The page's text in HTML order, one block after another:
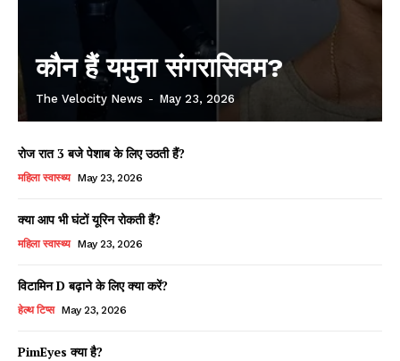
कौन हैं यमुना संगरासिवम?
The Velocity News - May 23, 2026
रोज रात 3 बजे पेशाब के लिए उठती हैं?
महिला स्वास्थ्य May 23, 2026
क्या आप भी घंटों यूरिन रोकती हैं?
महिला स्वास्थ्य May 23, 2026
विटामिन D बढ़ाने के लिए क्या करें?
हेल्थ टिप्स May 23, 2026
PimEyes क्या है?